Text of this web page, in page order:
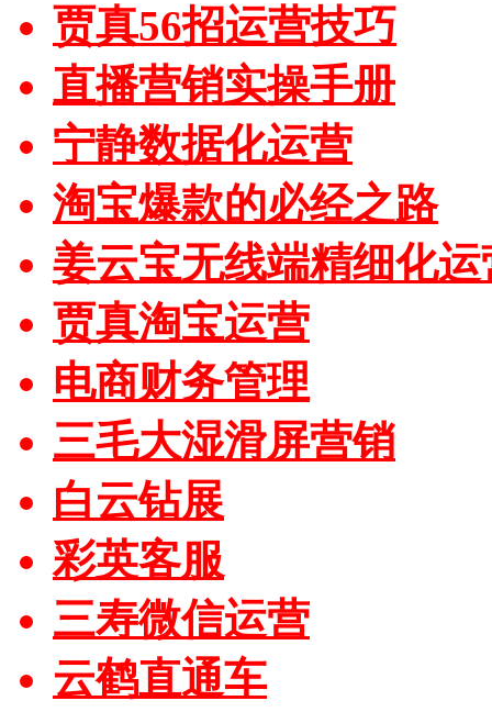
贾真56招运营技巧
直播营销实操手册
宁静数据化运营
淘宝爆款的必经之路
姜云宝无线端精细化运
贾真淘宝运营
电商财务管理
三毛大湿滑屏营销
白云钻展
彩英客服
三寿微信运营
云鹤直通车